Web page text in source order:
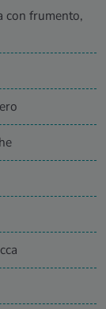
con frumento,